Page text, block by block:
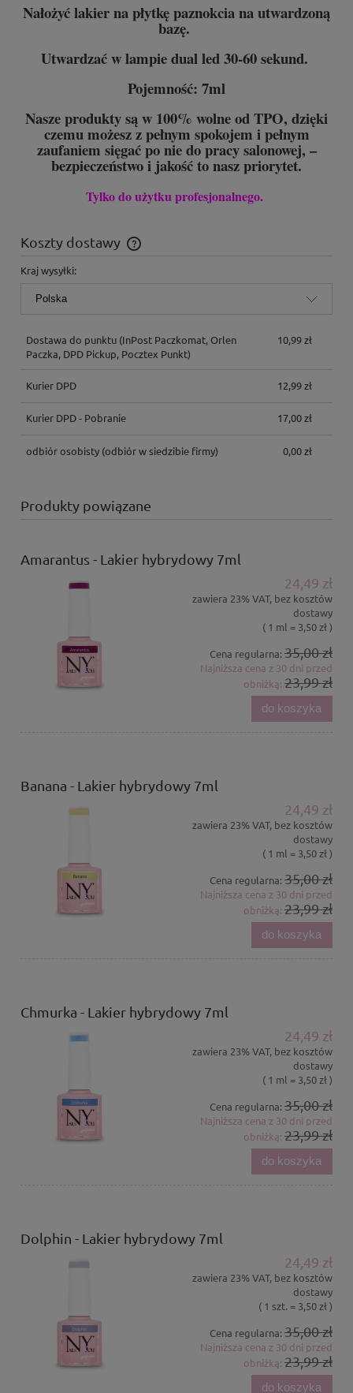
Nałożyć lakier na płytkę paznokcia na utwardzoną
bazę.
Utwardzać w lampie dual led 30-60 sekund.
Pojemność: 7ml
Nasze produkty są w 100% wolne od TPO, dzięki
czemu możesz z pełnym spokojem i pełnym
zaufaniem sięgać po nie do pracy salonowej, –
bezpieczeństwo i jakość to nasz priorytet.
Tylko do użytku profesjonalnego.
Koszty dostawy
Cena nie zawiera ewentualnych kosztów płatności
Kraj wysyłki:
Dostawa do punktu(InPost Paczkomat, Orlen
Paczka, DPD Pickup, Pocztex Punkt)
10,99 zł
Kurier DPD 12,99 zł
Kurier DPD - Pobranie 17,00 zł
odbiór osobisty(odbiór w siedzibie firmy) 0,00 zł
Produkty powiązane
Amarantus - Lakier hybrydowy 7ml
24,49 zł
zawiera 23% VAT, bez kosztów
dostawy
( 1 ml = 3,50 zł )
Cena regularna: 35,00 zł
Najniższa cena z 30 dni przed
obniżką: 23,99 zł
do koszyka
Banana - Lakier hybrydowy 7ml
24,49 zł
zawiera 23% VAT, bez kosztów
dostawy
( 1 ml = 3,50 zł )
Cena regularna: 35,00 zł
Najniższa cena z 30 dni przed
obniżką: 23,99 zł
do koszyka
Chmurka - Lakier hybrydowy 7ml
24,49 zł
zawiera 23% VAT, bez kosztów
dostawy
( 1 ml = 3,50 zł )
Cena regularna: 35,00 zł
Najniższa cena z 30 dni przed
obniżką: 23,99 zł
do koszyka
Dolphin - Lakier hybrydowy 7ml
24,49 zł
zawiera 23% VAT, bez kosztów
dostawy
( 1 szt. = 3,50 zł )
Cena regularna: 35,00 zł
Najniższa cena z 30 dni przed
obniżką: 23,99 zł
do koszyka